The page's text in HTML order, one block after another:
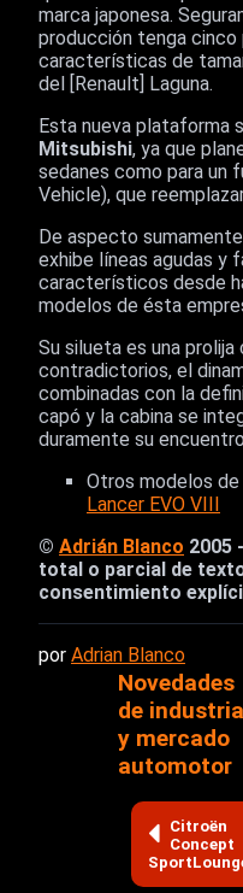
marca japonesa.
producción tenga cinco
características de
del [Renault] Laguna.
Esta nueva plataforma
Mitsubishi, ya que
sedanes como para un
Vehicle), que
De aspecto
exhibe líneas agudas y
característicos desde
modelos de ésta
Su silueta es una
contradictorios, el
combinadas con la
capó y la cabina se
duramente su
Otros modelos de
Lancer EVO VIII
© Adrián Blanco 2005
total o parcial de
consentimiento
por Adrian Blanco
Novedades
de industria
y mercado
automotor
Citroën
Concept